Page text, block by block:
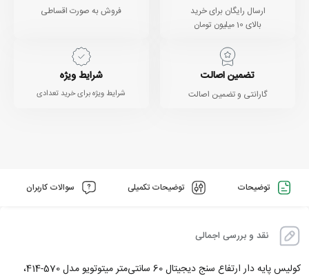
ارسال رایگان برای خرید
بالای 10 میلیون تومان
فروش به صورت اقساطی
تضمین اصالت
گارانتی و تضمین اصالت
شرایط ویژه
شرایط ویژه برای خرید تعدادی
توضیحات توضیحات تکمیلی سوالات کاربران
نقد و بررسی اجمالی
کولیس پایه دار ارتفاع سنج دیجیتال 60 سانتی‌متر میتوتویو مدل 570-414،